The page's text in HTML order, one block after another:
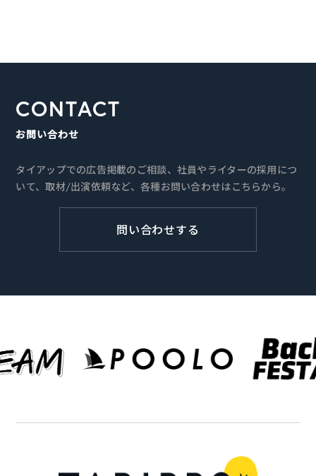
CONTACT
お問い合わせ
タイアップでの広告掲載のご相談、社員やライターの採用につ
いて、取材/出演依頼など、各種お問い合わせはこちらから。
問い合わせする